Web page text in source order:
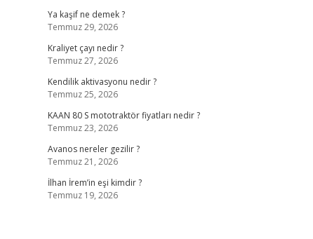
Ya kaşif ne demek ?
Temmuz 29, 2026
Kraliyet çayı nedir ?
Temmuz 27, 2026
Kendilik aktivasyonu nedir ?
Temmuz 25, 2026
KAAN 80 S mototraktör fiyatları nedir ?
Temmuz 23, 2026
Avanos nereler gezilir ?
Temmuz 21, 2026
İlhan İrem’in eşi kimdir ?
Temmuz 19, 2026